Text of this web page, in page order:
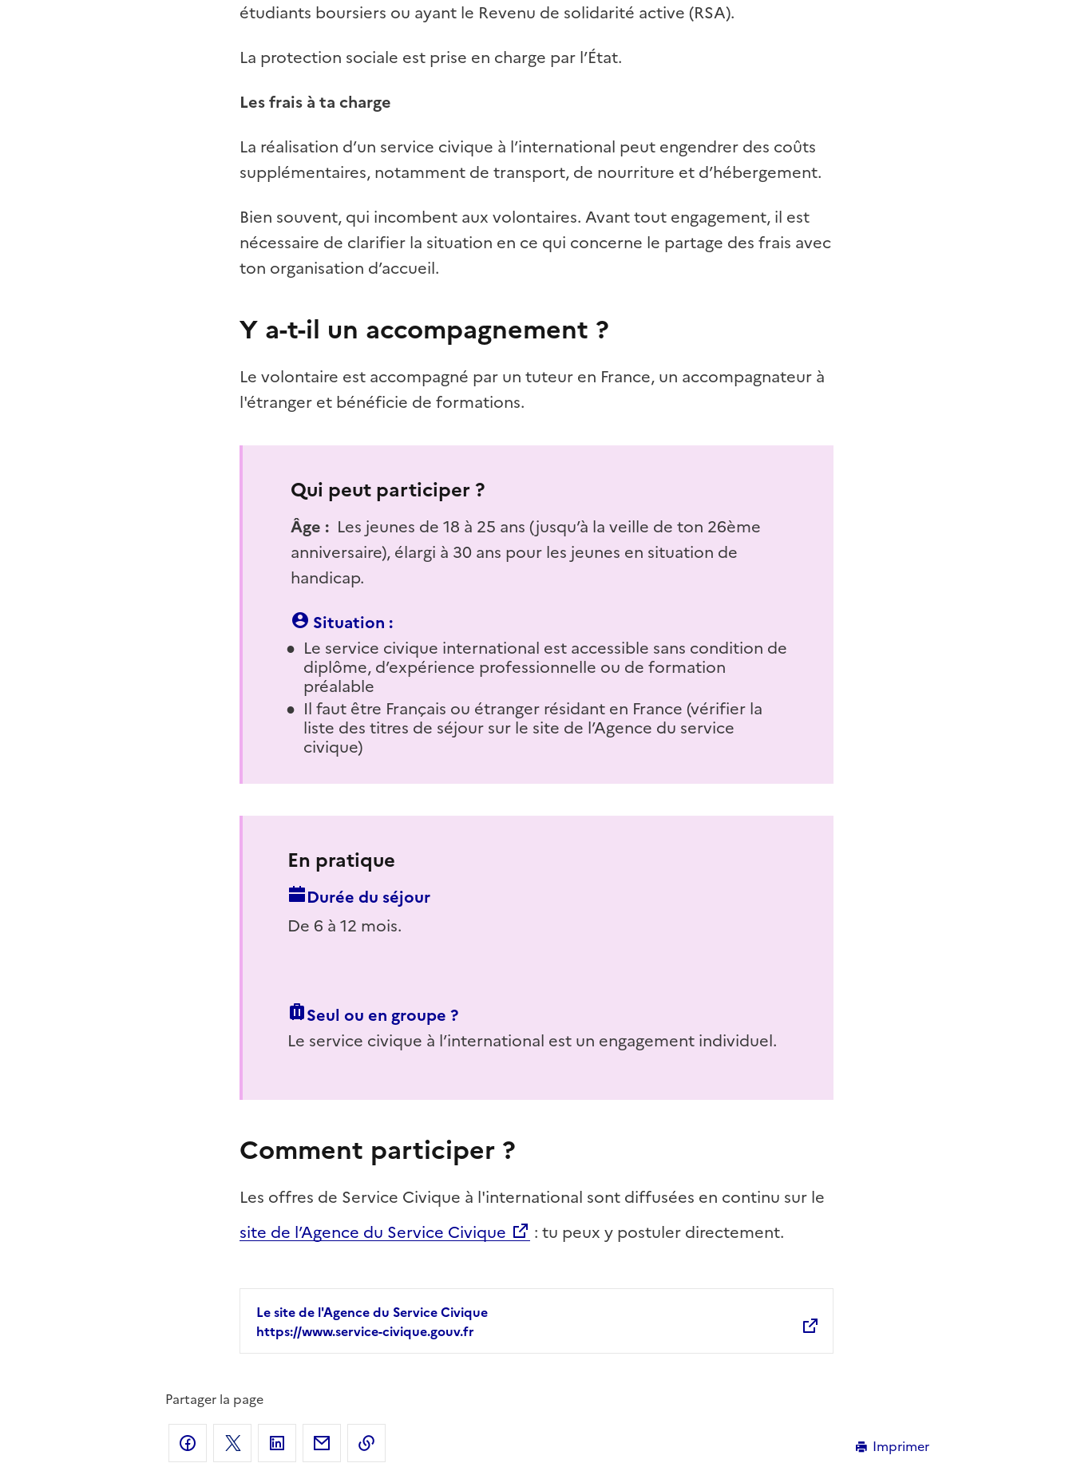
étudiants boursiers ou ayant le Revenu de solidarité active (RSA).
La protection sociale est prise en charge par l’État.
Les frais à ta charge
La réalisation d’un service civique à l’international peut engendrer des coûts
supplémentaires, notamment de transport, de nourriture et d’hébergement.
Bien souvent, qui incombent aux volontaires. Avant tout engagement, il est
nécessaire de clarifier la situation en ce qui concerne le partage des frais avec
ton organisation d’accueil.
Y a-t-il un accompagnement ?
Le volontaire est accompagné par un tuteur en France, un accompagnateur à
l'étranger et bénéficie de formations.
Qui peut participer ?
Âge : Les jeunes de 18 à 25 ans (jusqu’à la veille de ton 26ème
anniversaire), élargi à 30 ans pour les jeunes en situation de
handicap.
Situation :
Le service civique international est accessible sans condition de
diplôme, d’expérience professionnelle ou de formation
préalable
Il faut être Français ou étranger résidant en France (vérifier la
liste des titres de séjour sur le site de l’Agence du service
civique)
En pratique
Durée du séjour
De 6 à 12 mois.
Seul ou en groupe ?
Le service civique à l’international est un engagement individuel.
Comment participer ?
Les offres de Service Civique à l'international sont diffusées en continu sur le
site de l’Agence du Service Civique
: tu peux y postuler directement.
Le site de l'Agence du Service Civique
https://www.service-civique.gouv.fr
Partager la page
Partager sur Facebook
Partager sur XPartager sur Linkedin
Partager par email Imprimer